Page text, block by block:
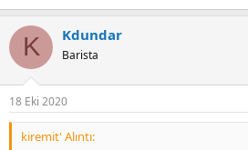
K Kdundar
Barista
18 Eki 2020
kiremit' Alıntı: